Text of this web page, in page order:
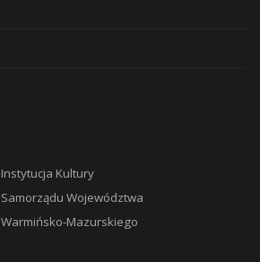
Instytucja Kultury
Samorządu Województwa
Warmińsko-Mazurskiego